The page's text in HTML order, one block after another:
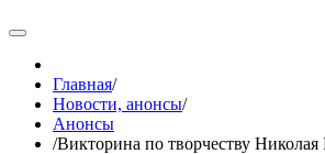
Главная/
Новости, анонсы/
Анонсы
/Викторина по творчеству Николая